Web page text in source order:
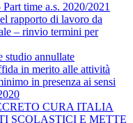
time a.s. 2020/2021
rapporto di lavoro da
– rinvio termini per
studio annullate
in merito alle attività
in presenza ai sensi
CURA ITALIA
SCOLASTICI E METTE